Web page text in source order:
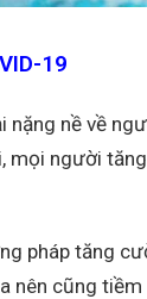
19
nề về
mọi người
pháp tăng
cũng